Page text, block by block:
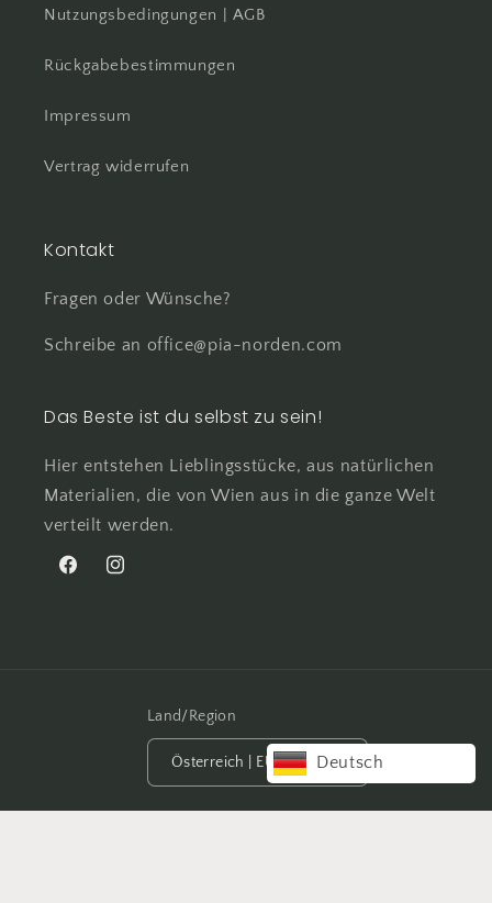
Nutzungsbedingungen | AGB
Rückgabebestimmungen
Impressum
Vertrag widerrufen
Kontakt
Fragen oder Wünsche?
Schreibe an office@pia-norden.com
Das Beste ist du selbst zu sein!
Hier entstehen Lieblingsstücke, aus natürlichen
Materialien, die von Wien aus in die ganze Welt
verteilt werden.
FacebookInstagram
Land/Region
Österreich | EUR € Deutsch